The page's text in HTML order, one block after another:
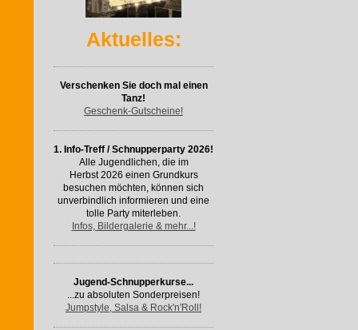
Aktuelles:
Verschenken Sie doch mal einen
Tanz!
Geschenk-Gutscheine!
1. Info-Treff / Schnupperparty 2026!
Alle Jugendlichen, die im
Herbst 2026 einen Grundkurs
besuchen möchten, können sich
unverbindlich informieren und eine
tolle Party miterleben.
Infos, Bildergalerie & mehr...!
Jugend-Schnupperkurse...
...zu absoluten Sonderpreisen!
Jumpstyle, Salsa & Rock'n'Roll!